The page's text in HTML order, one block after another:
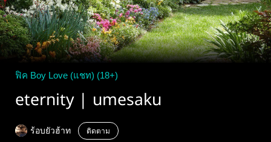
ฟิค Boy Love (แชท) (18+)
eternity | umesaku
ร้อบยัวฮ้าท ติดตาม